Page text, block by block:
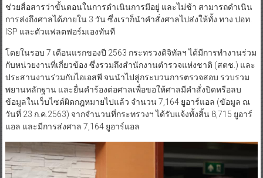
ช่วยสื่อสารว่าขั้นตอนในการดำเนินการมีอยู่ และไม่ช้า สามารถดำเนิน
การส่งถึงศาลได้ภายใน 3 วัน ซึ่งเราก็นำคำสั่งศาลไปส่งให้ทั้ง ทาง ปอท.
ISP และตัวแฟลตฟอร์มเองทันที
โดยในรอบ 7 เดือนแรกของปี 2563 กระทรวงดิจิทัลฯ ได้มีการทำงานร่วม
กับหน่วยงานที่เกี่ยวข้อง ซึ่งรวมถึงสำนักงานตำรวจแห่งชาติ (สตช.) และ
ประสานงานร่วมกับไอเอสพี จนนำไปสู่กระบวนการตรวจสอบ รวบรวม
พยานหลักฐาน และยื่นคำร้องต่อศาลเพื่อขอให้ศาลมีคำสั่งปิดหรือลบ
ข้อมูลในเว็บไซต์ผิดกฎหมายไปแล้ว จำนวน 7,164 ยูอาร์แอล (ขัอมูล ณ
วันที่ 23 ก.ค.2563) จากจำนวนที่กระทรวงฯ ได้รับแจ้งทั้งสิ้น 8,715 ยูอาร์
แอล และมีการส่งศาล 7,164 ยูอาร์แอล